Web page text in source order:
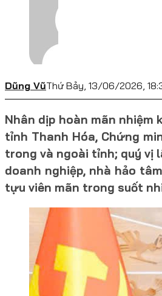
Dũng VũThứ Bảy, 13/06/2026,
Nhân dịp hoàn mãn nhiệm
tỉnh Thanh Hóa, Chứng
trong và ngoài tỉnh; quý vị
doanh nghiệp, nhà hảo
tựu viên mãn trong suốt